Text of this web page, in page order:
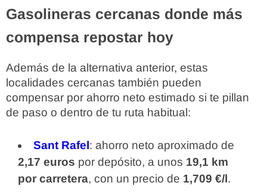
Gasolineras cercanas donde más
compensa repostar hoy
Además de la alternativa anterior, estas
localidades cercanas también pueden
compensar por ahorro neto estimado si te pillan
de paso o dentro de tu ruta habitual:
Sant Rafel: ahorro neto aproximado de
2,17 euros por depósito, a unos 19,1 km
por carretera, con un precio de 1,709 €/l.